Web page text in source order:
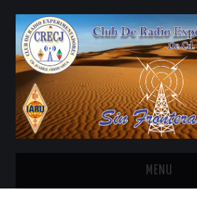
MENU